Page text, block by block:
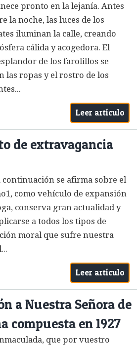
pronto en la lejanía. Antes
la noche, las luces de los
iluminan la calle, creando
cálida y acogedora. El
de los farolillos se
las ropas y el rostro de los
Leer artículo
de extravagancia
continuación se afirma sobre el
como vehículo de expansión
conserva gran actualidad y
a todos los tipos de
moral que sufre nuestra
Leer artículo
a Nuestra Señora de
compuesta en 1927
que por vuestro